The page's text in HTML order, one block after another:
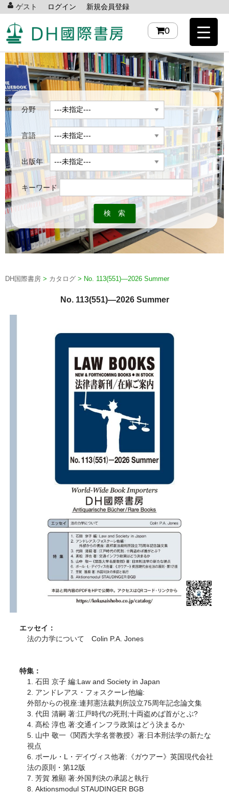
ゲスト ログイン 新規会員登録
0
分野
言語
出版年
キーワード
DH国際書房 > カタログ > No. 113(551)—2026 Summer
No. 113(551)—2026 Summer
エッセイ：
法の力学について Colin P.A. Jones
特集：
1. 石田 京子 編:Law and Society in Japan
2. アンドレアス・フォスクーレ他編:
外部からの視座:連邦憲法裁判所設立75周年記念論文集
3. 代田 清嗣 著:江戸時代の死刑;十両盗めば首がとぶ?
4. 髙松 淳也 著:交通インフラ政策はどう決まるか
5. 山中 敬一《関西大学名誉教授》著:日本刑法学の新たな
視点
6. ポール・L・デイヴィス他著:《ガウアー》英国現代会社
法の原則・第12版
7. 芳賀 雅顯 著:外国判決の承認と執行
8. Aktionsmodul STAUDINGER BGB